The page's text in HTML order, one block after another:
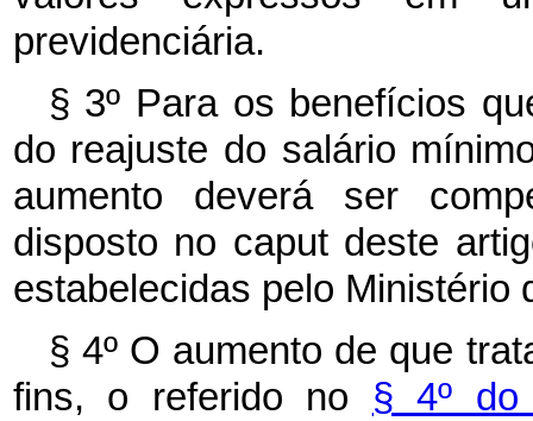
previdenciária.
§ 3º Para os benefícios
do reajuste do salário
aumento deverá ser
disposto no caput deste
estabelecidas pelo Ministério
§ 4º O aumento de que
fins, o referido no § 4º do